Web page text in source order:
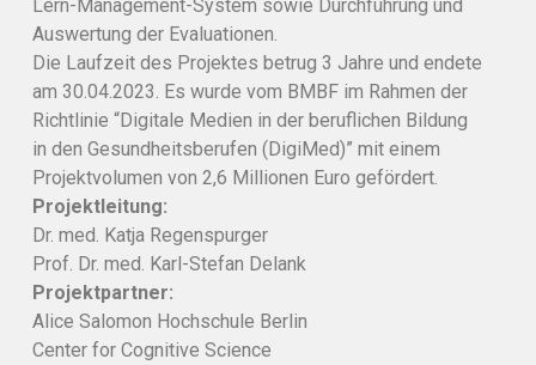
Lern-Management-System sowie Durchführung und
Auswertung der Evaluationen.
Die Laufzeit des Projektes betrug 3 Jahre und endete
am 30.04.2023. Es wurde vom BMBF im Rahmen der
Richtlinie “Digitale Medien in der beruflichen Bildung
in den Gesundheitsberufen (DigiMed)” mit einem
Projektvolumen von 2,6 Millionen Euro gefördert.
Projektleitung:
Dr. med. Katja Regenspurger
Prof. Dr. med. Karl-Stefan Delank
Projektpartner:
Alice Salomon Hochschule Berlin
Center for Cognitive Science